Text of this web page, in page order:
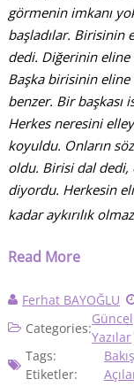
görmenin imkanı
başladılar. Birisinin
dedi. Diğerinin eline
Başka birisinin eline
benzer. Bir başkası
Herkes neresini
koyuldu. Onların
oldu. Birisi dal dedi,
diyordu. Herkesin
kadar aykırılık
Read More
Ferhat BAYOĞLU
Categories:
Güncel
Yazılar
Tags:
Etiketler:
Bakış